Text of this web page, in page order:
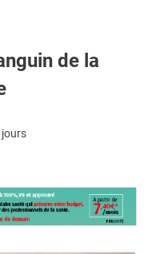
de la
jours